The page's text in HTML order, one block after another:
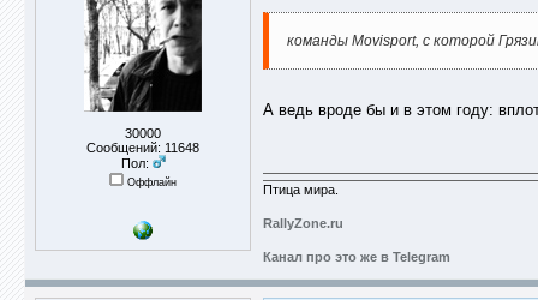
30000
Сообщений: 11648
Пол:
Оффлайн
команды Movisport, с которой
А ведь вроде бы и в этом году:
Птица мира.
RallyZone.ru
Канал про это же в Telegram